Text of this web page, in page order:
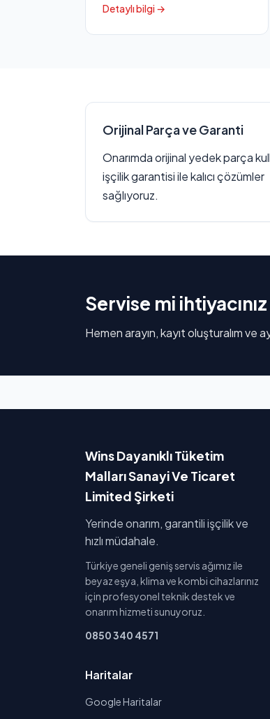
Detaylı bilgi →
Orijinal Parça ve Garanti
Onarımda orijinal yedek parça
işçilik garantisi ile kalıcı çözümler
sağlıyoruz.
Servise mi
Hemen arayın, kayıt oluşturalım ve
Wins Dayanıklı Tüketim
Malları Sanayi Ve Ticaret
Limited Şirketi
Yerinde onarım, garantili işçilik ve
hızlı müdahale.
Türkiye geneli geniş servis ağımız ile
beyaz eşya, klima ve kombi cihazlarınız
için profesyonel teknik destek ve
onarım hizmeti sunuyoruz.
0850 340 4571
Haritalar
Google Haritalar